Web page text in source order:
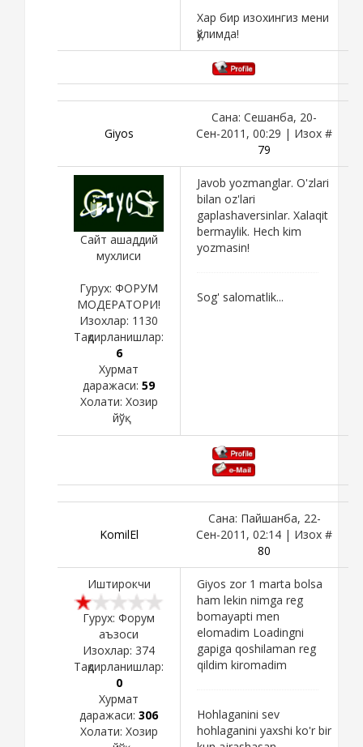
Хар бир изохингиз мени
қўлимда!
Giyos
Сана: Сешанба, 20-
Сен-2011, 00:29 | Изох #
79
Сайт ашаддий
мухлиси
Гурух: ФОРУМ
МОДЕРАТОРИ!
Изохлар: 1130
Тақдирланишлар:
6
Хурмат
даражаси: 59
Холати: Хозир
йўқ
Javob yozmanglar. O'zlari
bilan oz'lari
gaplashaversinlar. Xalaqit
bermaylik. Hech kim
yozmasin!
Sog' salomatlik...
KomilEl
Сана: Пайшанба, 22-
Сен-2011, 02:14 | Изох #
80
Иштирокчи
Гурух: Форум
аъзоси
Изохлар: 374
Тақдирланишлар:
0
Хурмат
даражаси: 306
Холати: Хозир
Giyos zor 1 marta bolsa
ham lekin nimga reg
bomayapti men
elomadim Loadingni
gapiga qoshilaman reg
qildim kiromadim
Hohlaganini sev
hohlaganini yaxshi ko'r bir